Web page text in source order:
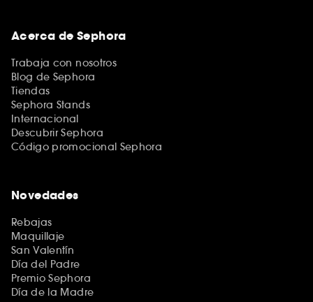
Acerca de Sephora
Trabaja con nosotros
Blog de Sephora
Tiendas
Sephora Stands
Internacional
Descubrir Sephora
Código promocional Sephora
Novedades
Rebajas
Maquillaje
San Valentín
Día del Padre
Premio Sephora
Día de la Madre